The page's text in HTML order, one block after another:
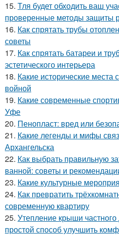
15. Тля будет обходить ваш
проверенные методы защиты
16. Как спрятать трубы
советы
17. Как спрятать батареи и
эстетического интерьера
18. Какие исторические места
войной
19. Какие современные
Уфе
20. Пенопласт: вред или
21. Какие легенды и мифы
Архангельска
22. Как выбрать правильную
ванной: советы и
23. Какие культурные
24. Как превратить
современную квартиру
25. Утепление крыши
простой способ улучшить